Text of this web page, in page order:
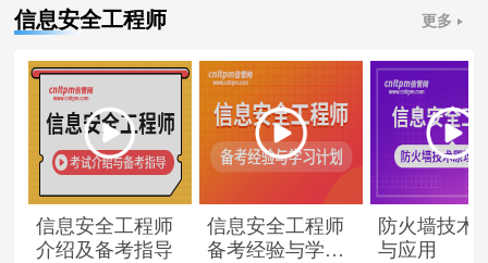
信息安全工程师 更多
信息安全工程师
介绍及备考指导
信息安全工程师
备考经验与学习
防火墙技术
与应用